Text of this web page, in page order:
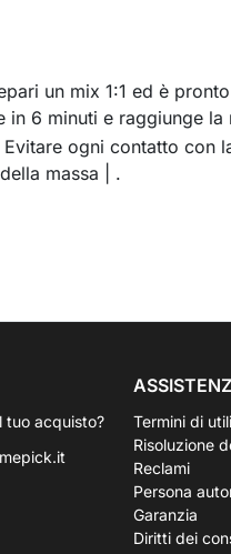
un mix 1:1 ed è
6 minuti e raggiunge la
ogni contatto
massa | .
tuo acquisto?
Termini di
Risoluzione
Reclami
Persona
Garanzia
Diritti dei